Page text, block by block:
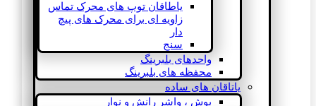
یاطاقان توپ های محرک تماس
زاویه ای برای محرک های پیچ
دار
سنج
واحدهای بلبرینگ
محفظه های بلبرینگ
یاتاقان های ساده
بوش ، واشر رانش و نوار